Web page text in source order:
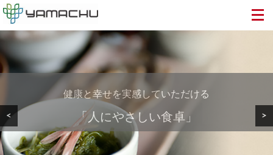
健康と幸せを実感していただける
「人にやさしい食卓」
美しい地球から食卓へ・・・
健康を支える食品を
安心・安全で美味しい
もずく・めかぶを
< >